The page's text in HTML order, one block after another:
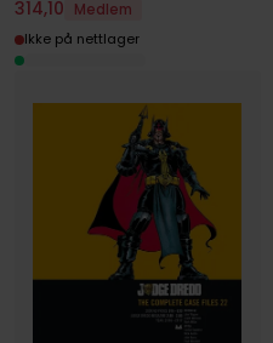
314,10
Medlem
Ikke på nettlager